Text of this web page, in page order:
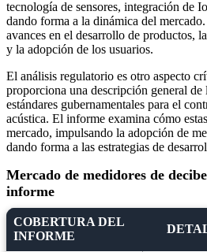
tecnología de sensores, integración de
dando forma a la dinámica del
avances en el desarrollo de productos,
y la adopción de los usuarios.
El análisis regulatorio es otro aspecto
proporciona una descripción general de
estándares gubernamentales para el
acústica. El informe examina cómo
mercado, impulsando la adopción de
dando forma a las estrategias de
Mercado de medidores de
informe
COBERTURA DEL
INFORME